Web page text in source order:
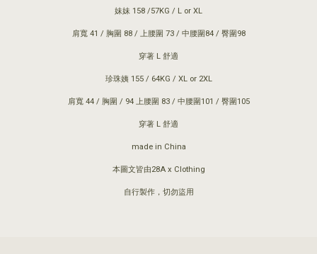
妹妹 158 /57KG / L or XL
肩寬 41 / 胸圍 88 / 上腰圍 73 / 中腰圍84 / 臀圍98
穿著 L 舒適
珍珠姨 155 / 64KG / XL or 2XL
肩寬 44 / 胸圍 / 94 上腰圍 83 / 中腰圍101 / 臀圍105
穿著 L 舒適
made in China
本圖文皆由28A x Clothing
自行製作，切勿盜用